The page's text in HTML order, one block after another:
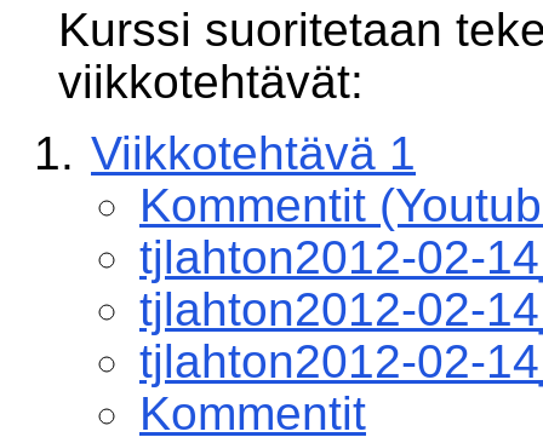
Kurssi suoritetaan
viikkotehtävät:
Viikkotehtävä 1
Kommentit
tjlahton2012-02-
tjlahton2012-02-
tjlahton2012-02-
Kommentit